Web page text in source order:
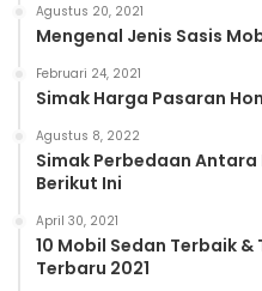
Agustus 20, 2021
Mengenal Jenis Sasis
Februari 24, 2021
Simak Harga Pasaran
Agustus 8, 2022
Simak Perbedaan Antara
Berikut Ini
April 30, 2021
10 Mobil Sedan Terbaik
Terbaru 2021